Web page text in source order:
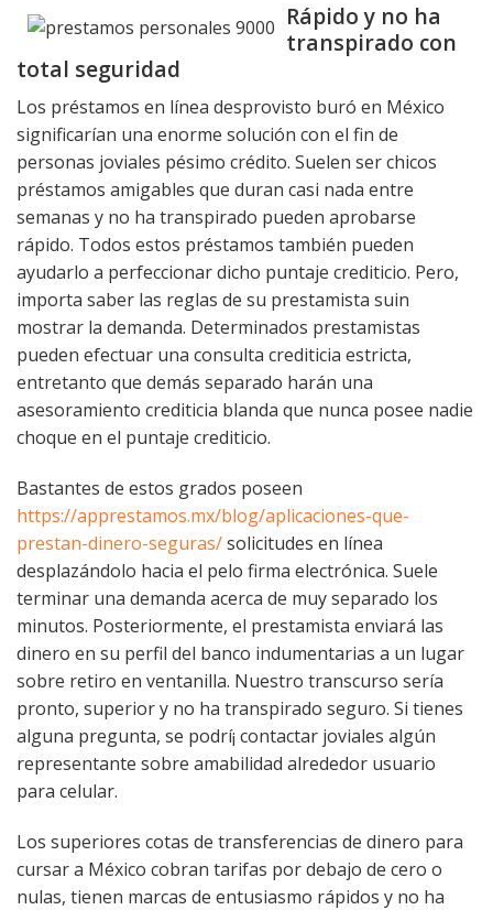
Rápido y no ha
transpirado con
total seguridad
Los préstamos en línea desprovisto buró en México
significarían una enorme solución con el fin de
personas joviales pésimo crédito. Suelen ser chicos
préstamos amigables que duran casi nada entre
semanas y no ha transpirado pueden aprobarse
rápido. Todos estos préstamos también pueden
ayudarlo a perfeccionar dicho puntaje crediticio. Pero,
importa saber las reglas de su prestamista suin
mostrar la demanda. Determinados prestamistas
pueden efectuar una consulta crediticia estricta,
entretanto que demás separado harán una
asesoramiento crediticia blanda que nunca posee nadie
choque en el puntaje crediticio.
Bastantes de estos grados poseen
https://apprestamos.mx/blog/aplicaciones-que-
prestan-dinero-seguras/solicitudes en línea
desplazándolo hacia el pelo firma electrónica. Suele
terminar una demanda acerca de muy separado los
minutos. Posteriormente, el prestamista enviará las
dinero en su perfil del banco indumentarias a un lugar
sobre retiro en ventanilla. Nuestro transcurso serí­a
pronto, superior y no ha transpirado seguro. Si tienes
alguna pregunta, se podrí¡ contactar joviales algún
representante sobre amabilidad alrededor usuario
para celular.
Los superiores cotas de transferencias de dinero para
cursar a México cobran tarifas por debajo de cero o
nulas, tienen marcas de entusiasmo rápidos y no ha